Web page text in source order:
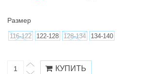
Размер
116-122 122-128 128-134 134-140